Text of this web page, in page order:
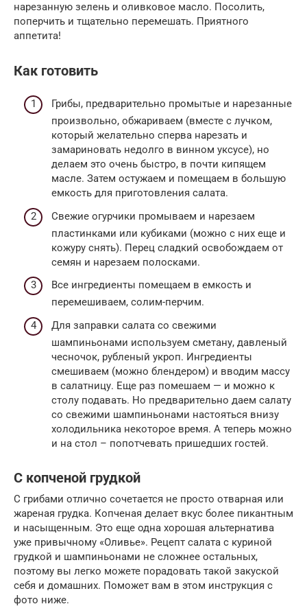
нарезанную зелень и оливковое масло. Посолить,
поперчить и тщательно перемешать. Приятного
аппетита!
Как готовить
Грибы, предварительно промытые и нарезанные
произвольно, обжариваем (вместе с лучком,
который желательно сперва нарезать и
замариновать недолго в винном уксусе), но
делаем это очень быстро, в почти кипящем
масле. Затем остужаем и помещаем в большую
емкость для приготовления салата.
Свежие огурчики промываем и нарезаем
пластинками или кубиками (можно с них еще и
кожуру снять). Перец сладкий освобождаем от
семян и нарезаем полосками.
Все ингредиенты помещаем в емкость и
перемешиваем, солим-перчим.
Для заправки салата со свежими
шампиньонами используем сметану, давленый
чесночок, рубленый укроп. Ингредиенты
смешиваем (можно блендером) и вводим массу
в салатницу. Еще раз помешаем — и можно к
столу подавать. Но предварительно даем салату
со свежими шампиньонами настояться внизу
холодильника некоторое время. А теперь можно
и на стол – попотчевать пришедших гостей.
С копченой грудкой
С грибами отлично сочетается не просто отварная или
жареная грудка. Копченая делает вкус более пикантным
и насыщенным. Это еще одна хорошая альтернатива
уже привычному «Оливье». Рецепт салата с куриной
грудкой и шампиньонами не сложнее остальных,
поэтому вы легко можете порадовать такой закуской
себя и домашних. Поможет вам в этом инструкция с
фото ниже.